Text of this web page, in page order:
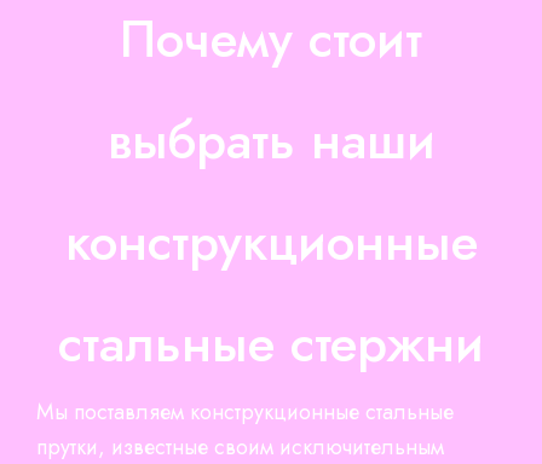
Почему стоит
выбрать наши
конструкционные
стальные стержни
Мы поставляем конструкционные стальные
прутки, известные своим исключительным